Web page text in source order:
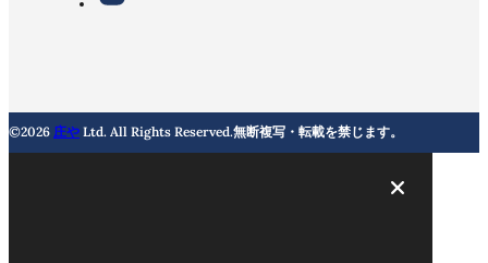
©2026 庄や Ltd. All Rights Reserved.無断複写・転載を禁じます。